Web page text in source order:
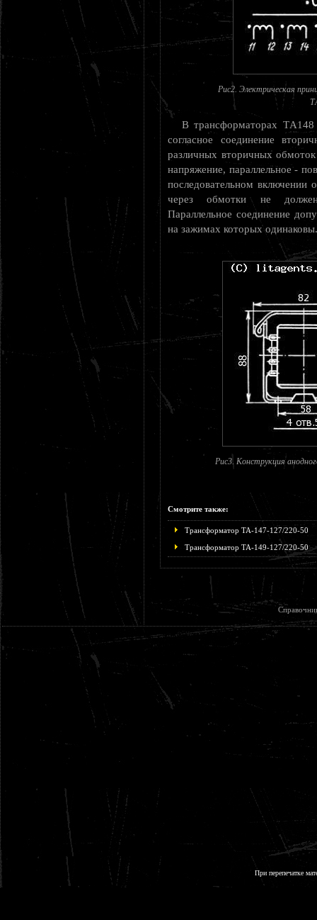
Рис2. Электрическая
В трансформаторах ТA148
согласное соединение
различных вторичных
напряжение, параллельное -
последовательном
через обмотки не
Параллельное соединение
на зажимах которых одинаковы.
Рис3. Конструкция
Смотрите также:
Трансформатор ТА-147-127/220-50
Трансформатор ТА-149-127/220-50
При перепечатке